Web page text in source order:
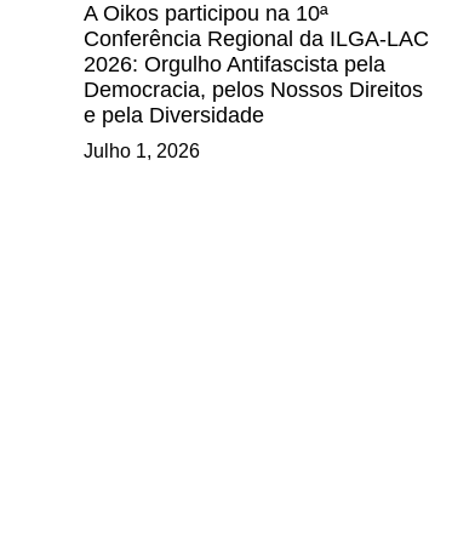
A Oikos participou na 10ª
Conferência Regional da ILGA-LAC
2026: Orgulho Antifascista pela
Democracia, pelos Nossos Direitos
e pela Diversidade
Julho 1, 2026